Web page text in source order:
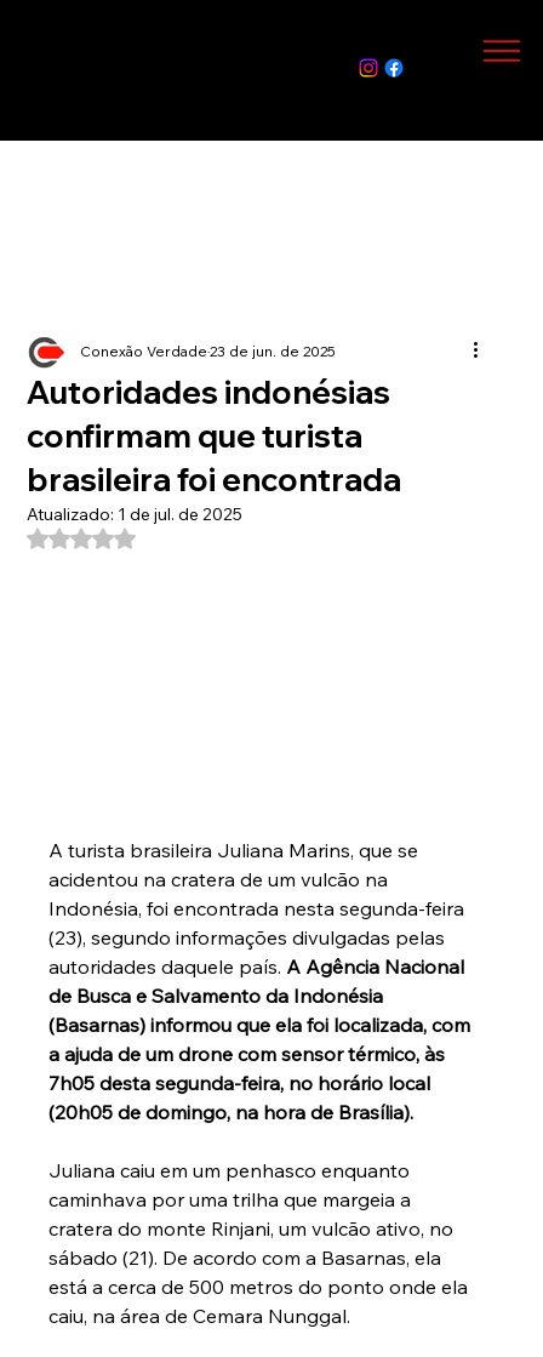
Autoridades indonésias
confirmam que turista
brasileira foi encontrada
Conexão Verdade23 de jun. de 2025
Atualizado: 1 de jul. de 2025
Avaliado com NaN de 5 estrelas.
A turista brasileira Juliana Marins, que se
acidentou na cratera de um vulcão na
Indonésia, foi encontrada nesta segunda-feira
(23), segundo informações divulgadas pelas
autoridades daquele país. A Agência Nacional
de Busca e Salvamento da Indonésia
(Basarnas) informou que ela foi localizada, com
a ajuda de um drone com sensor térmico, às
7h05 desta segunda-feira, no horário local
(20h05 de domingo, na hora de Brasília).
Juliana caiu em um penhasco enquanto
caminhava por uma trilha que margeia a
cratera do monte Rinjani, um vulcão ativo, no
sábado (21). De acordo com a Basarnas, ela
está a cerca de 500 metros do ponto onde ela
caiu, na área de Cemara Nunggal.